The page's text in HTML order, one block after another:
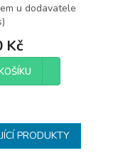
u dodavatele
)
Kč
PRODUKTY